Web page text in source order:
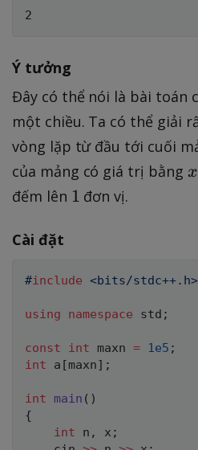
r
a
i:
1
\
l
i
l
n
Ý tưởng
Đây có thể nói là bài toán
một chiều. Ta có thể giải
vòng lặp từ đầu tới cuối
của mảng có giá trị bằng x
x
đếm lên 1
1 đơn vị.
Cài đặt
#include <bits/stdc++.h>
using namespace std ;
const int maxn = 1e5 ;
int a [maxn] ;
int main ( )
{
int n , x ;